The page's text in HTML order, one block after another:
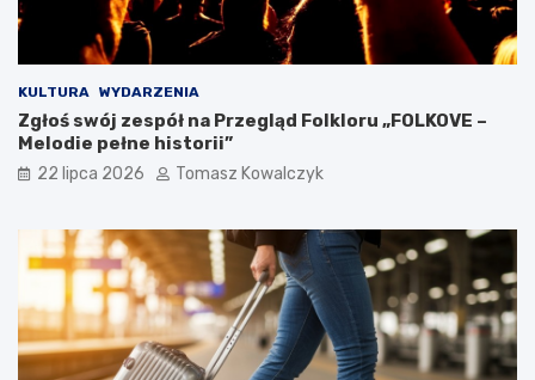
KULTURA WYDARZENIA
Zgłoś swój zespół na Przegląd Folkloru „FOLKOVE –
Melodie pełne historii”
22 lipca 2026 Tomasz Kowalczyk